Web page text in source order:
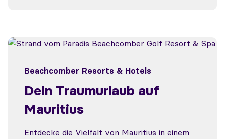
Beachcomber Resorts & Hotels
Dein Traumurlaub auf
Mauritius
Entdecke die Vielfalt von Mauritius in einem